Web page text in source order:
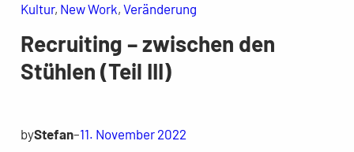
Kultur, New Work, Veränderung
Recruiting – zwischen den
Stühlen (Teil III)
byStefan–11. November 2022